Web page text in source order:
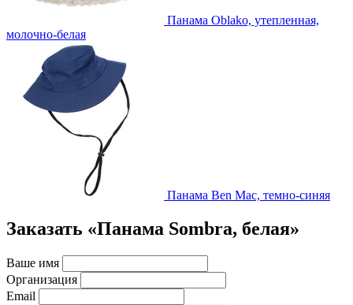
Панама Oblako, утепленная,
молочно-белая
Панама Ben Mac, темно-синяя
Заказать «Панама Sombra, белая»
Ваше имя
Организация
Email